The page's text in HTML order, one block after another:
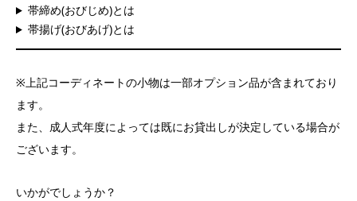
帯締め(おびじめ)とは
帯揚げ(おびあげ)とは
※上記コーディネートの小物は一部オプション品が含まれており
ます。
また、成人式年度によっては既にお貸出しが決定している場合が
ございます。
いかがでしょうか？